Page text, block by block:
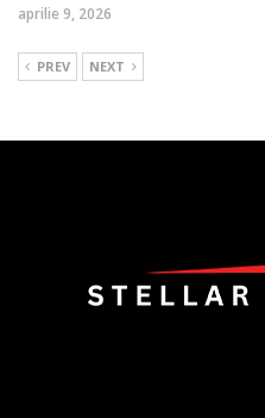
aprilie 9, 2026
PREV NEXT